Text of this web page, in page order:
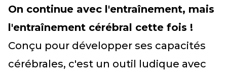
On continue avec l'entraînement, mais
l'entraînement cérébral cette fois !
Conçu pour développer ses capacités
cérébrales, c'est un outil ludique avec